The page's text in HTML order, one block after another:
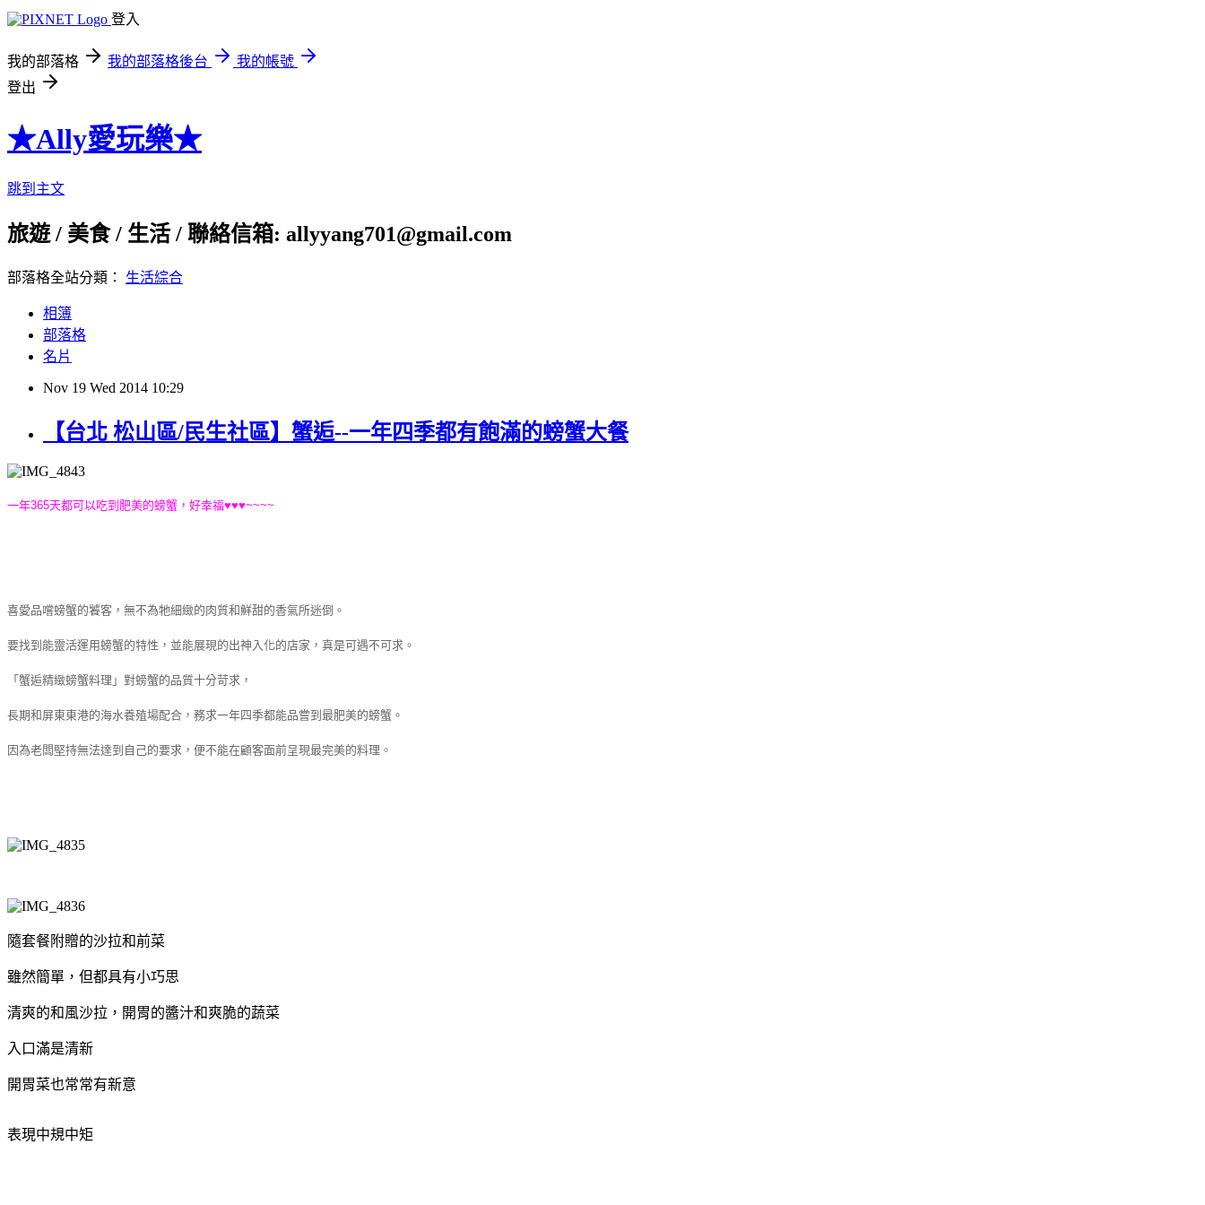
登入
我的部落格 我的部落格後台
我的帳號
登出
★Ally愛玩樂★
跳到主文
旅遊 / 美食 / 生活 / 聯絡信箱: allyyang701@gmail.com
部落格全站分類： 生活綜合
相簿
部落格
名片
Nov 19 Wed 2014 10:29
【台北 松山區/民生社區】蟹逅--一年四季都有飽滿的螃蟹大餐
一年365天都可以吃到肥美的螃蟹，好幸福♥♥♥~~~~
喜愛品嚐螃蟹的饕客，無不為牠細緻的肉質和鮮甜的香氣所迷倒。
要找到能靈活運用螃蟹的特性，並能展現的出神入化的店家，真是可遇不可求。
「蟹逅精緻螃蟹料理」對螃蟹的品質十分苛求，
長期和屏東東港的海水養殖場配合，務求一年四季都能品嘗到最肥美的螃蟹。
因為老闆堅持無法達到自己的要求，便不能在顧客面前呈現最完美的料理。
隨套餐附贈的沙拉和前菜
雖然簡單，但都具有小巧思
清爽的和風沙拉，開胃的醬汁和爽脆的蔬菜
入口滿是清新
開胃菜也常常有新意
表現中規中矩